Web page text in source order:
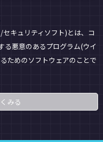
キュリティソフト)とは、コ
る悪意のあるプログラム(ウイ
ためのソフトウェアのことで
みる